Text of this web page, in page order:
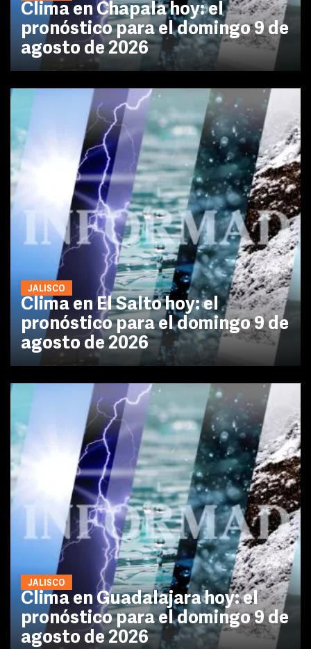
Clima en Chapala hoy: el
pronóstico para el domingo 9 de
agosto de 2026
JALISCO
Clima en El Salto hoy: el
pronóstico para el domingo 9 de
agosto de 2026
JALISCO
Clima en Guadalajara hoy: el
pronóstico para el domingo 9 de
agosto de 2026